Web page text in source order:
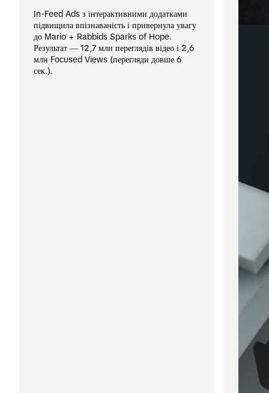
In-Feed Ads з інтерактивними додатками
підвищила впізнаваність і привернула увагу
до Mario + Rabbids Sparks of Hope.
Результат ― 12,7 млн переглядів відео і 2,6
млн Focused Views (перегляди довше 6
сек.).